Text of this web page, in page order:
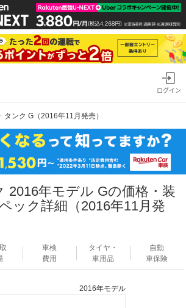
ログイン
タンク G（2016年11月発売）
2016年モデル Gの価格・装
ック詳細（2016年11月発
車検
費用
タイヤ・
車用品
自動
車保険
2016年モデル